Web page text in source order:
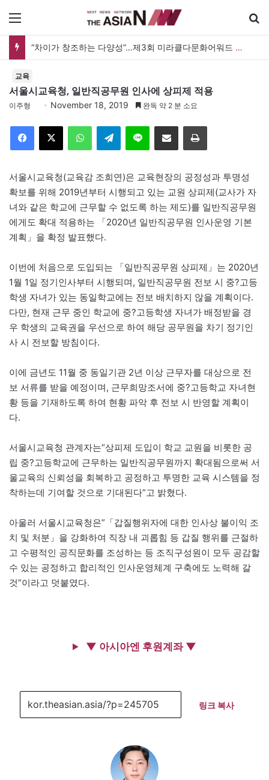
“차이가 창조하는 다양성”…제3회 미라클다문화어워드 시상식
교육
서울시교육청, 일반직공무원 인사에 상피제 적용
이주형 November 18, 2019 완독 약 2 분 소요
Telegram 이메일
서울시교육청(교육감 조희연)은 교육현장의 공정성과 투명성
확보를 위해 2019년부터 시행되고 있는 교원 상피제(교사가 자
녀와 같은 학교에 근무할 수 없도록 하는 제도)를 일반직공무원
에게도 확대 적용하는 「2020년 일반직공무원 인사운영 기본
계획」을 확정 발표했다.
이번에 처음으로 도입되는 「일반직공무원 상피제」는 2020년
1월 1일 정기인사부터 시행되며, 일반직공무원 전보 시 중?고등
학생 자녀가 있는 동일학교에는 전보 배치하지 않을 계획이다.
다만, 현재 근무 중인 학교에 중?고등학생 자녀가 배정받을 경
우 학생의 교육권을 우선으로 하여 해당 공무원을 차기 정기인
사 시 전보할 방침이다.
이에 금년도 11월 중 동일기관 2년 이상 근무자를 대상으로 전
보 서류를 받을 예정이며, 근무희망조서에 중?고등학교 자녀현
황 등을 기재하도록 하여 현황 파악 후 전보 시 반영할 계획이
다.
서울시교육청 관계자는“상피제 도입이 학교 교원을 비롯한 공
립 중?고등학교에 근무하는 일반직공무원까지 확대됨으로써 서
울교육의 신뢰성을 회복하고 공정하고 투명한 교육 시스템을 정
착하는데 기여할 것으로 기대된다”고 밝혔다.
아울러 서울시교육청은”「갑질행위자에 대한 인사상 불이익 조
치 및 처분」을 강화하여 직장 내 괴롭힘 등 갑질 행위를 근절하
고 수평적인 공직문화를 조성하는 등 조직구성원이 모두 공감할
수 있는 공정하고 합리적인 인사운영체계 구축에도 노력해 갈
것”이라고 덧붙였다.
▼ 아시아엔 후원계좌 ▼
링크 복사